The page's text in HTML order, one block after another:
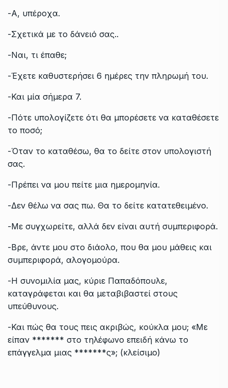
-Α, υπέροχα.
-Σχετικά με το δάνειό σας..
-Ναι, τι έπαθε;
-Έχετε καθυστερήσει 6 ημέρες την πληρωμή του.
-Και μία σήμερα 7.
-Πότε υπολογίζετε ότι θα μπορέσετε να καταθέσετε
το ποσό;
-Όταν το καταθέσω, θα το δείτε στον υπολογιστή
σας.
-Πρέπει να μου πείτε μια ημερομηνία.
-Δεν θέλω να σας πω. Θα το δείτε κατατεθειμένο.
-Με συγχωρείτε, αλλά δεν είναι αυτή συμπεριφορά.
-Βρε, άντε μου στο διάολο, που θα μου μάθεις και
συμπεριφορά, αλογομούρα.
-Η συνομιλία μας, κύριε Παπαδόπουλε,
καταγράφεται και θα μεταβιβαστεί στους
υπεύθυνους.
-Και πώς θα τους πεις ακριβώς, κούκλα μου; «Με
είπαν ******* στο τηλέφωνο επειδή κάνω το
επάγγελμα μιας *******ς»; (κλείσιμο)